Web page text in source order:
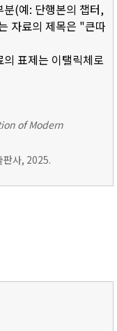
분(예: 단행본의 챕터,
자료의 제목은 "큰따
표제는 이탤릭체로
of Modern
판사, 2025.